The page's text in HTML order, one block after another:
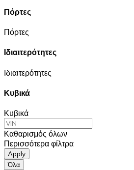
Πόρτες
Πόρτες
Ιδιαιτερότητες
Ιδιαιτερότητες
Κυβικά
Κυβικά
Καθαρισμός όλων
Περισσότερα φίλτρα
Apply
Όλα